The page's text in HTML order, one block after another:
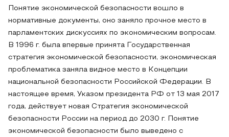
Понятие экономической безопасности вошло в
нормативные документы, оно заняло прочное место в
парламентских дискуссиях по экономическим вопросам.
В 1996 г. была впервые принята Государственная
стратегия экономической безопасности, экономическая
проблематика заняла видное место в Концепции
национальной безопасности Российской Федерации. В
настоящее время, Указом президента РФ от 13 мая 2017
года, действует новая Стратегия экономической
безопасности России на период до 2030 г. Понятие
экономической безопасности было выведено с